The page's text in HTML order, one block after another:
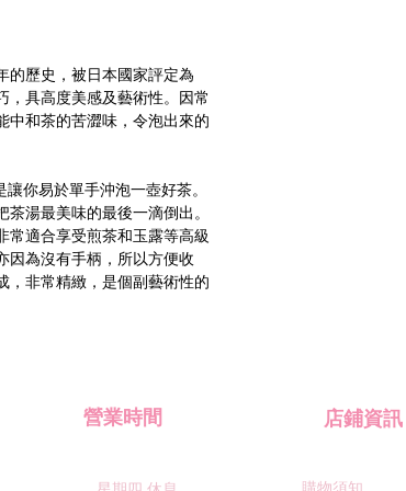
的歷史，被日本國家評定為
，具高度美感及藝術性。因常
中和茶的苦澀味，令泡出來的
你易於單手沖泡一壺好茶。
湯最美味的最後一滴倒出。
常適合享受煎茶和玉露等高級
因為沒有手柄，所以方便收
，非常精緻，是個副藝術性的
​營業時間 ​店鋪資訊